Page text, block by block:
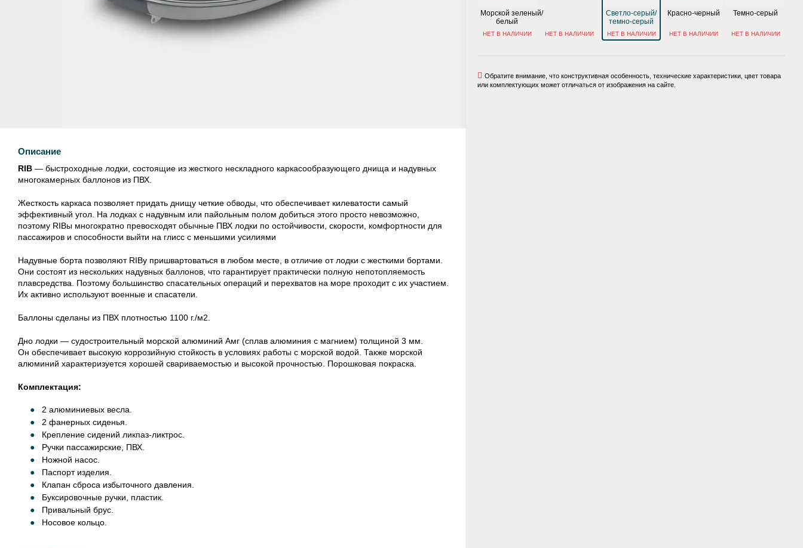
Морской зеленый/
белый
НЕТ В НАЛИЧИИ НЕТ В НАЛИЧИИ
Светло-серый/
темно-серый
НЕТ В НАЛИЧИИ
Красно-черный
НЕТ В НАЛИЧИИ
Темно-серый
НЕТ В НАЛИЧИИ
Обратите внимание, что конструктивная особенность, технические характеристики, цвет товара
или комплектующих может отличаться от изображения на сайте.
Описание
RIB — быстроходные лодки, состоящие из жесткого нескладного каркасообразующего днища и надувных
многокамерных баллонов из ПВХ.
Жесткость каркаса позволяет придать днищу четкие обводы, что обеспечивает килеватости самый
эффективный угол. На лодках с надувным или пайольным полом добиться этого просто невозможно,
поэтому RIBы многократно превосходят обычные ПВХ лодки по остойчивости, скорости, комфортности для
пассажиров и способности выйти на глисс с меньшими усилиями
Надувные борта позволяют RIBу пришвартоваться в любом месте, в отличие от лодки с жесткими бортами.
Они состоят из нескольких надувных баллонов, что гарантирует практически полную непотопляемость
плавсредства. Поэтому большинство спасательных операций и перехватов на море проходит с их участием.
Их активно используют военные и спасатели.
Баллоны сделаны из ПВХ плотностью 1100 г./м2.
Дно лодки — судостроительный морской алюминий Амг (сплав алюминия с магнием) толщиной 3 мм.
Он обеспечивает высокую коррозийную стойкость в условиях работы с морской водой. Также морской
алюминий характеризуется хорошей свариваемостью и высокой прочностью. Порошковая покраска.
Комплектация:
2 алюминиевых весла.
2 фанерных сиденья.
Крепление сидений ликпаз-ликтрос
Ручки пассажирские, ПВХ.
Ножной насос.
Паспорт изделия.
Клапан сброса избыточного давления.
Буксировочные ручки, пластик.
Привальный брус.
Носовое кольцо.